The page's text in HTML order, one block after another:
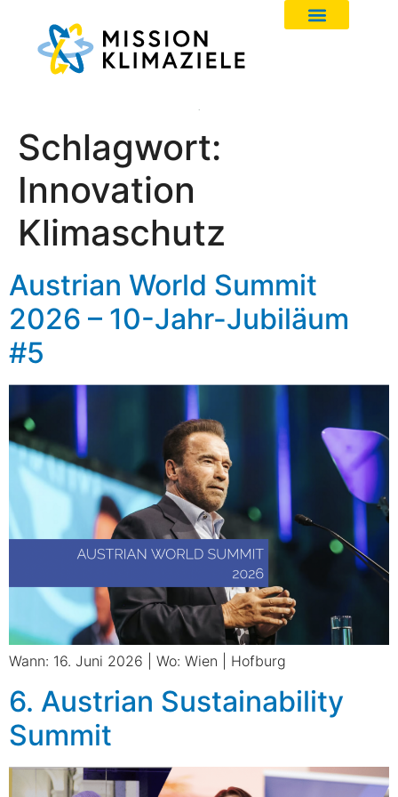
Schlagwort:
Innovation
Klimaschutz
Austrian World Summit
2026 – 10-Jahr-Jubiläum
#5
Wann: 16. Juni 2026 | Wo: Wien | Hofburg
6. Austrian Sustainability
Summit